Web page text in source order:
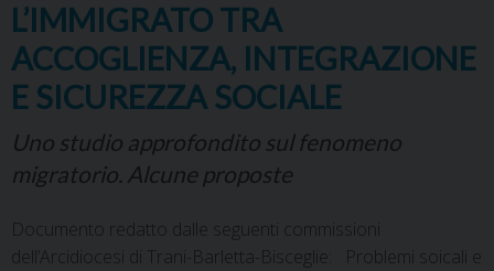
L’IMMIGRATO TRA
ACCOGLIENZA, INTEGRAZIONE
E SICUREZZA SOCIALE
Uno studio approfondito sul fenomeno
migratorio. Alcune proposte
Documento redatto dalle seguenti commissioni
dell’Arcidiocesi di Trani-Barletta-Bisceglie: Problemi soicali e